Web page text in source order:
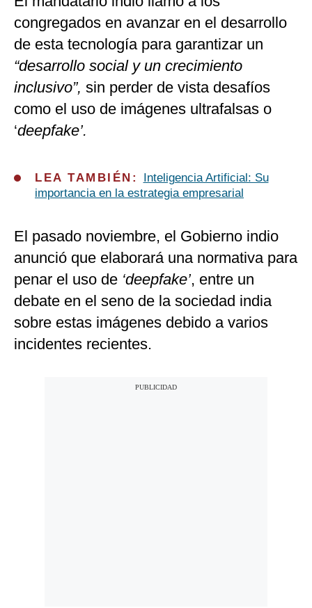
congregados en avanzar en el desarrollo
de esta tecnología para garantizar un
“desarrollo social y un crecimiento
inclusivo”, sin perder de vista desafíos
como el uso de imágenes ultrafalsas o
‘deepfake’.
LEA TAMBIÉN:
Inteligencia Artificial: Su
importancia en la estrategia empresarial
El pasado noviembre, el Gobierno indio
anunció que elaborará una normativa para
penar el uso de ‘deepfake’, entre un
debate en el seno de la sociedad india
sobre estas imágenes debido a varios
incidentes recientes.